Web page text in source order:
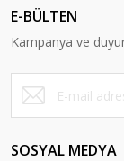
E-BÜLTEN
Kampanya ve
SOSYAL MEDYA